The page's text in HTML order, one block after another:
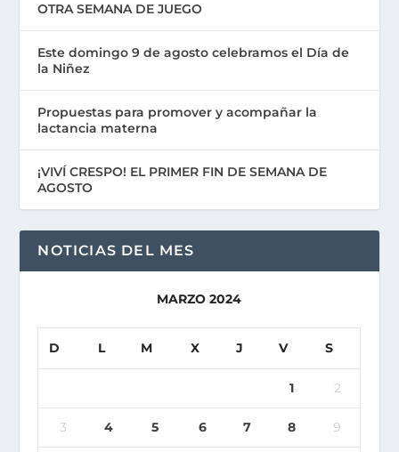
OTRA SEMANA DE JUEGO
Este domingo 9 de agosto celebramos el Día de
la Niñez
Propuestas para promover y acompañar la
lactancia materna
¡VIVÍ CRESPO! EL PRIMER FIN DE SEMANA DE
AGOSTO
NOTICIAS DEL MES
MARZO 2024
D L M X J V S
1 2
3 4 5 6 7 8 9